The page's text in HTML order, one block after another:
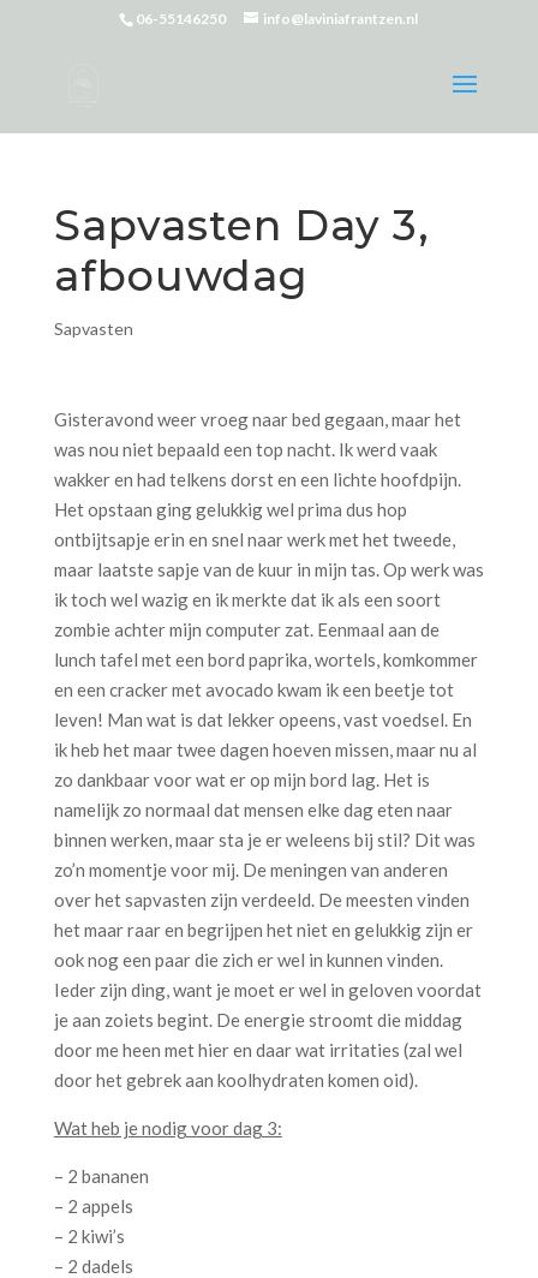
06-55146250 info@laviniafrantzen.nl
Sapvasten Day 3,
afbouwdag
Sapvasten
Gisteravond weer vroeg naar bed gegaan, maar het
was nou niet bepaald een top nacht. Ik werd vaak
wakker en had telkens dorst en een lichte hoofdpijn.
Het opstaan ging gelukkig wel prima dus hop
ontbijtsapje erin en snel naar werk met het tweede,
maar laatste sapje van de kuur in mijn tas. Op werk was
ik toch wel wazig en ik merkte dat ik als een soort
zombie achter mijn computer zat. Eenmaal aan de
lunch tafel met een bord paprika, wortels, komkommer
en een cracker met avocado kwam ik een beetje tot
leven! Man wat is dat lekker opeens, vast voedsel. En
ik heb het maar twee dagen hoeven missen, maar nu al
zo dankbaar voor wat er op mijn bord lag. Het is
namelijk zo normaal dat mensen elke dag eten naar
binnen werken, maar sta je er weleens bij stil? Dit was
zo’n momentje voor mij. De meningen van anderen
over het sapvasten zijn verdeeld. De meesten vinden
het maar raar en begrijpen het niet en gelukkig zijn er
ook nog een paar die zich er wel in kunnen vinden.
Ieder zijn ding, want je moet er wel in geloven voordat
je aan zoiets begint. De energie stroomt die middag
door me heen met hier en daar wat irritaties (zal wel
door het gebrek aan koolhydraten komen oid).
Wat heb je nodig voor dag 3:
– 2 bananen
– 2 appels
– 2 kiwi’s
– 2 dadels